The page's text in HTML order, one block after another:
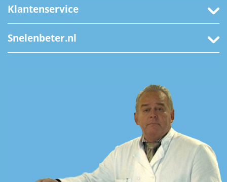
Klantenservice
Snelenbeter.nl